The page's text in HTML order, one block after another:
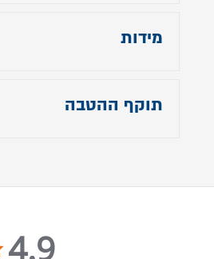
צבע אחר אספקה עד 90 יום
מידות
תוקף ההטבה
4.9